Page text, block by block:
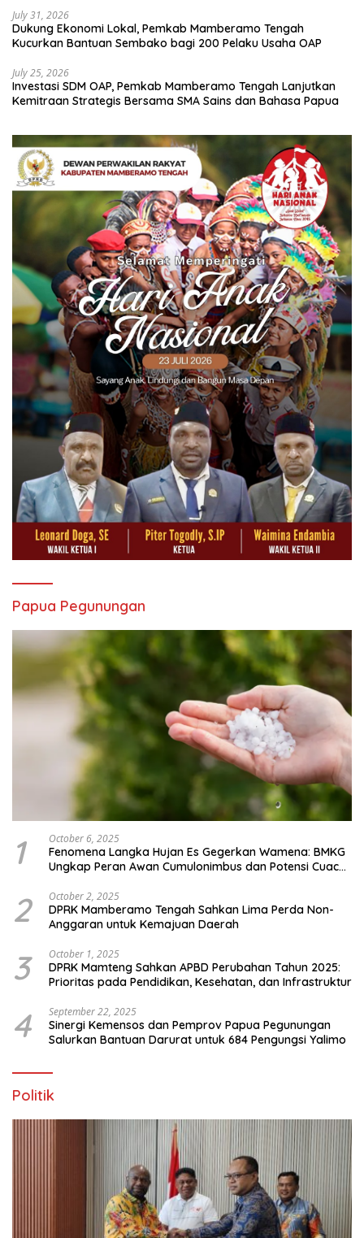
July 31, 2026
Dukung Ekonomi Lokal, Pemkab Mamberamo Tengah
Kucurkan Bantuan Sembako bagi 200 Pelaku Usaha OAP
July 25, 2026
Investasi SDM OAP, Pemkab Mamberamo Tengah Lanjutkan
Kemitraan Strategis Bersama SMA Sains dan Bahasa Papua
Papua Pegunungan
1 October 6, 2025
Fenomena Langka Hujan Es Gegerkan Wamena: BMKG
Ungkap Peran Awan Cumulonimbus dan Potensi Cuaca
2 October 2, 2025
DPRK Mamberamo Tengah Sahkan Lima Perda Non-
Anggaran untuk Kemajuan Daerah
3 October 1, 2025
DPRK Mamteng Sahkan APBD Perubahan Tahun 2025:
Prioritas pada Pendidikan, Kesehatan, dan Infrastruktur
4 September 22, 2025
Sinergi Kemensos dan Pemprov Papua Pegunungan
Salurkan Bantuan Darurat untuk 684 Pengungsi Yalimo
Politik